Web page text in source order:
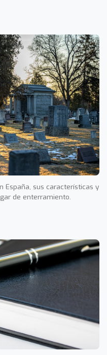
España, sus características y
de enterramiento.